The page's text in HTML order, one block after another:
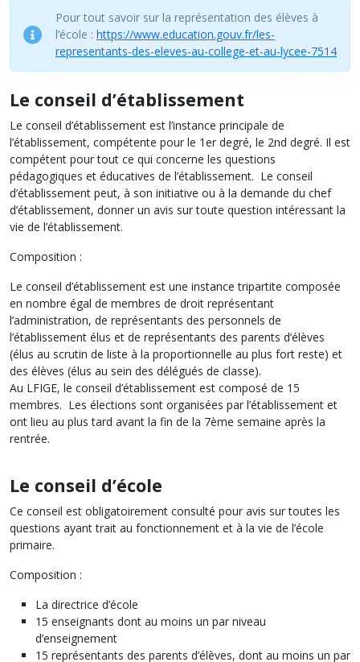
Pour tout savoir sur la représentation des élèves à
l’école : https://www.education.gouv.fr/les-
representants-des-eleves-au-college-et-au-lycee-7514
Le conseil d’établissement
Le conseil d’établissement est l’instance principale de
l’établissement, compétente pour le 1er degré, le 2nd degré. Il est
compétent pour tout ce qui concerne les questions
pédagogiques et éducatives de l’établissement. Le conseil
d’établissement peut, à son initiative ou à la demande du chef
d’établissement, donner un avis sur toute question intéressant la
vie de l’établissement.
Composition :
Le conseil d’établissement est une instance tripartite composée
en nombre égal de membres de droit représentant
l’administration, de représentants des personnels de
l’établissement élus et de représentants des parents d’élèves
(élus au scrutin de liste à la proportionnelle au plus fort reste) et
des élèves (élus au sein des délégués de classe).
Au LFIGE, le conseil d’établissement est composé de 15
membres. Les élections sont organisées par l’établissement et
ont lieu au plus tard avant la fin de la 7ème semaine après la
rentrée.
Le conseil d’école
Ce conseil est obligatoirement consulté pour avis sur toutes les
questions ayant trait au fonctionnement et à la vie de l’école
primaire.
Composition :
La directrice d’école
15 enseignants dont au moins un par niveau
d’enseignement
15 représentants des parents d’élèves, dont au moins un par